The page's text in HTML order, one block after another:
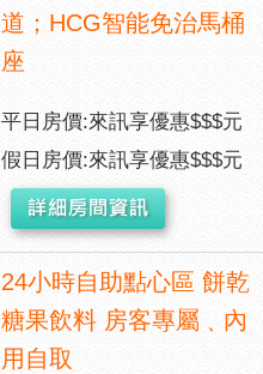
道；HCG智能免治馬桶
座
平日房價:來訊享優惠$$$元
假日房價:來訊享優惠$$$元
24小時自助點心區 餅乾
糖果飲料 房客專屬﹑內
用自取